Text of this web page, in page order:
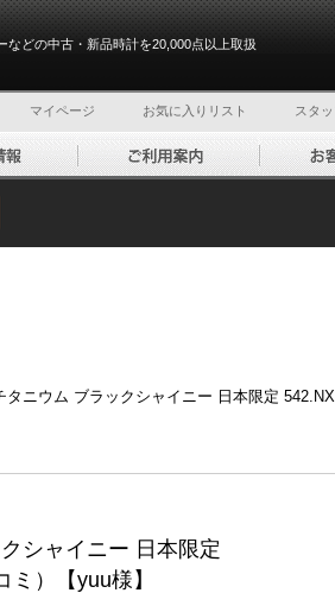
どの中古・新品時計を20,000点以上取扱
マイページ お気に入りリスト スタ
ニウム ブラックシャイニー 日本限定
シャイニー 日本限定
）【yuu様】